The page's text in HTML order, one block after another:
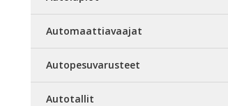
Automaattiavaajat
Autopesuvarusteet
Autotallit